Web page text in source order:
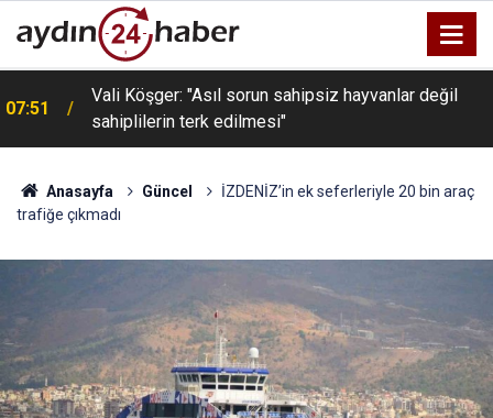
07:51
Vali Köşger: "Asıl sorun sahipsiz hayvanlar değil
sahiplilerin terk edilmesi"
Anasayfa Güncel
İZDENİZ’in ek seferleriyle 20 bin araç
trafiğe çıkmadı